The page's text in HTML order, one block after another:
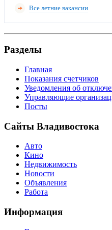
Все летние вакансии
Разделы
Главная
Показания счетчиков
Уведомления об
Управляющие
Посты
Сайты Владивостока
Авто
Кино
Недвижимость
Новости
Объявления
Работа
Информация